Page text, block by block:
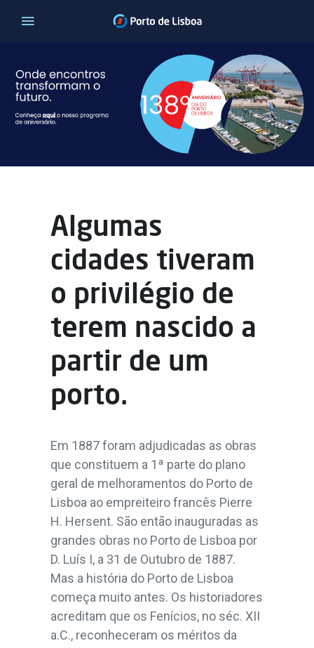
Algumas
cidades tiveram
o privilégio de
terem nascido a
partir de um
porto.
Em 1887 foram adjudicadas as obras
que constituem a 1ª parte do plano
geral de melhoramentos do Porto de
Lisboa ao empreiteiro francês Pierre
H. Hersent. São então inauguradas as
grandes obras no Porto de Lisboa por
D. Luís I, a 31 de Outubro de 1887.
Mas a história do Porto de Lisboa
começa muito antes. Os historiadores
acreditam que os Fenícios, no séc. XII
a.C., reconheceram os méritos da